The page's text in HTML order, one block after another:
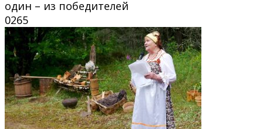
один – из победителей
0265